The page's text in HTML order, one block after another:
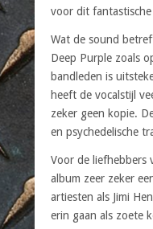
voor dit fantastische
Wat de sound
Deep Purple zoals
bandleden is
heeft de vocalstijl
zeker geen kopie.
en psychedelische
Voor de liefhebbers
album zeer zeker
artiesten als Jimi
erin gaan als zoete